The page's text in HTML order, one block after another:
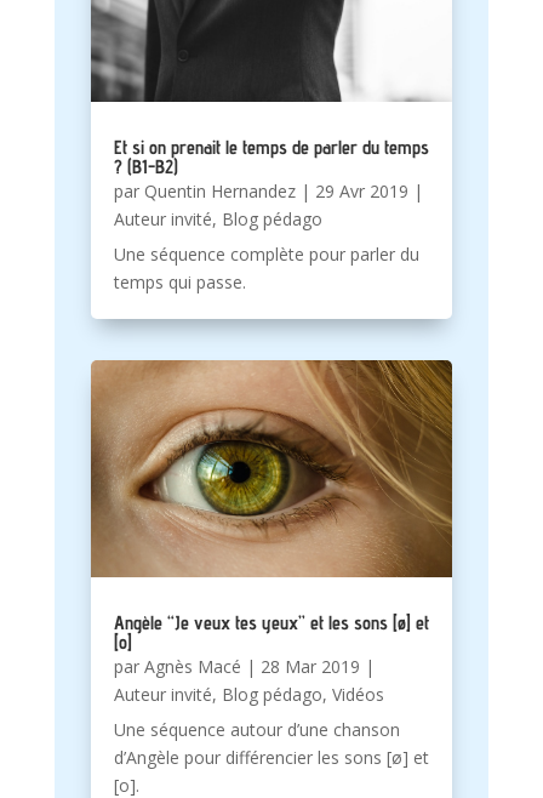
Et si on prenait le temps de parler du temps
? (B1-B2)
par Quentin Hernandez| 29 Avr 2019 |
Auteur invité, Blog pédago
Une séquence complète pour parler du
temps qui passe.
Angèle “Je veux tes yeux” et les sons [ø] et
[o]
par Agnès Macé | 28 Mar 2019 |
Auteur invité, Blog pédago, Vidéos
Une séquence autour d’une chanson
d’Angèle pour différencier les sons [ø] et
[o].